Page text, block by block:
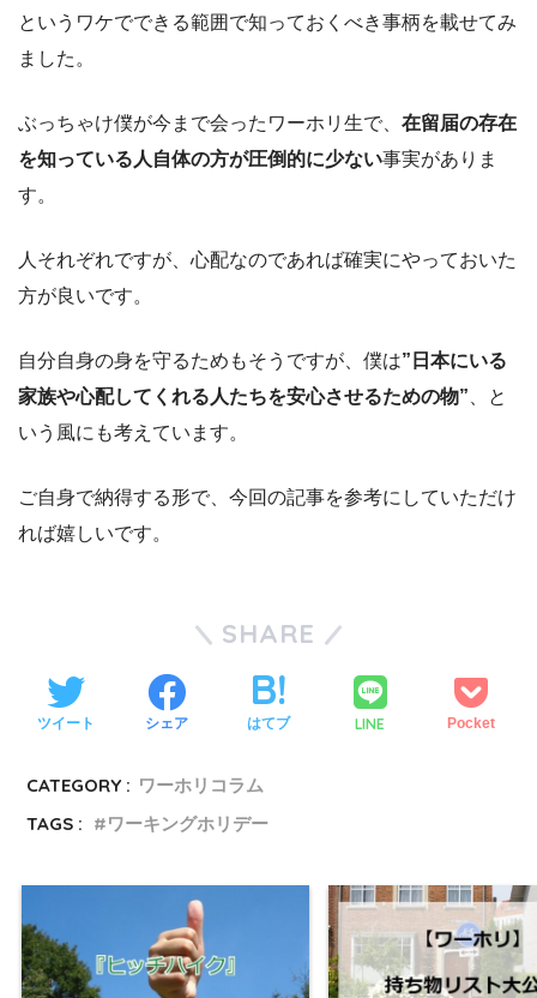
というワケでできる範囲で知っておくべき事柄を載せてみ
ました。
ぶっちゃけ僕が今まで会ったワーホリ生で、 在留届の存在
を知っている人自体の方が圧倒的に少ない事実がありま
す。
人それぞれですが、心配なのであれば確実にやっておいた
方が良いです。
自分自身の身を守るためもそうですが、僕は”日本にいる
家族や心配してくれる人たちを安心させるための物” 、と
いう風にも考えています。
ご自身で納得する形で、今回の記事を参考にしていただけ
れば嬉しいです。
SHARE
ツイート シェア はてブ LINE Pocket
CATEGORY : ワーホリコラム
TAGS :
ワーキングホリデー